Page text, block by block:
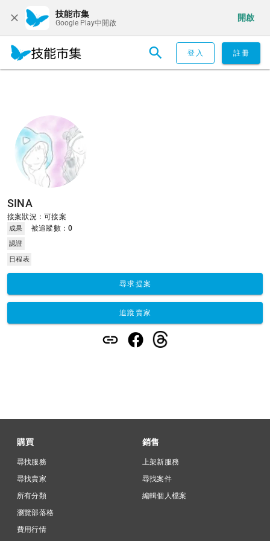
技能市集
Google Play中開啟
開啟
登入 註冊
SINA
接案狀況：可接案
成果 被追蹤數：0
認證
日程表
尋求提案
追蹤賣家
購買
尋找服務
尋找賣家
所有分類
瀏覽部落格
費用行情
銷售
上架新服務
尋找案件
編輯個人檔案